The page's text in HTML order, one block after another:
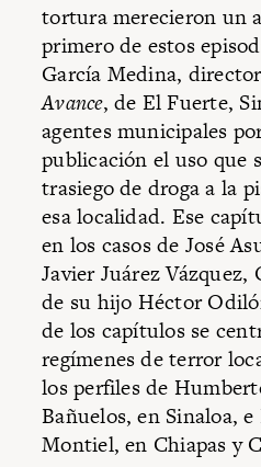
tortura merecieron un
primero de estos
García Medina,
Avance, de El Fuerte,
agentes municipales
publicación el uso que
trasiego de droga a la
esa localidad. Ese
en los casos de José
Javier Juárez
de su hijo Héctor
de los capítulos se
regímenes de terror
los perfiles de
Bañuelos, en Sinaloa,
Montiel, en Chiapas y